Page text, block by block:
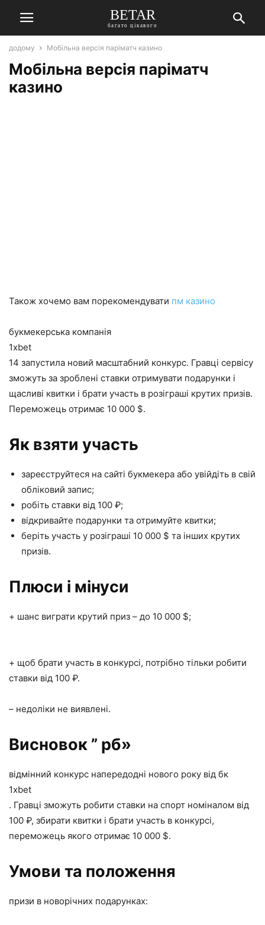
BETAR
багато цікавого
додому Мобільна версія паріматч казино
Мобільна версія паріматч
казино
Також хочемо вам порекомендувати пм казино
букмекерська компанія
1xbet
14 запустила новий масштабний конкурс. Гравці сервісу
зможуть за зроблені ставки отримувати подарунки і
щасливі квитки і брати участь в розіграші крутих призів.
Переможець отримає 10 000 $.
Як взяти участь
зареєструйтеся на сайті букмекера або увійдіть в свій
обліковий запис;
робіть ставки від 100 ₽;
відкривайте подарунки та отримуйте квитки;
беріть участь у розіграші 10 000 $ та інших крутих
призів.
Плюси і мінуси
+ шанс виграти крутий приз – до 10 000 $;
+ щоб брати участь в конкурсі, потрібно тільки робити
ставки від 100 ₽.
– недоліки не виявлені.
Висновок ” рб»
відмінний конкурс напередодні нового року від бк
1xbet
. Гравці зможуть робити ставки на спорт номіналом від
100 ₽, збирати квитки і брати участь в конкурсі,
переможець якого отримає 10 000 $.
Умови та положення
призи в новорічних подарунках: